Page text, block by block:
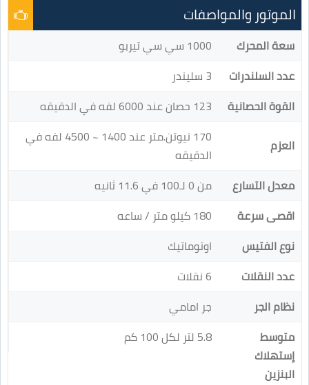
الموتور والمواصفات
سعة المحرك
1000 سي سي تيربو
عدد السلندرات
3 سليندر
القوة الحصانية
123 حصان عند 6000 لفه في الدقيقه
العزم
170 نيوتن.متر عند 1400 ~ 4500 لفه في
الدقيقه
معدل التسارع
من 0 لـ100 في 11.6 ثانيه
اقصى سرعة
180 كيلو متر / ساعه
نوع الفتيس
اوتوماتيك
عدد النقلات
6 نقلات
نظام الجر
جر امامي
متوسط
إستهلاك
البنزين
5.8 لتر لكل 100 كم